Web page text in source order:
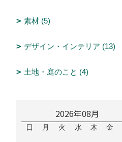
素材 (5)
デザイン・インテリア (13)
土地・庭のこと (4)
2026年08月
日 月 火 水 木 金